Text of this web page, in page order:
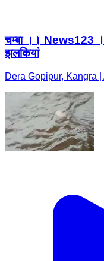
चम्बा ।। News123
झलकियां
Dera Gopipur, Kangra